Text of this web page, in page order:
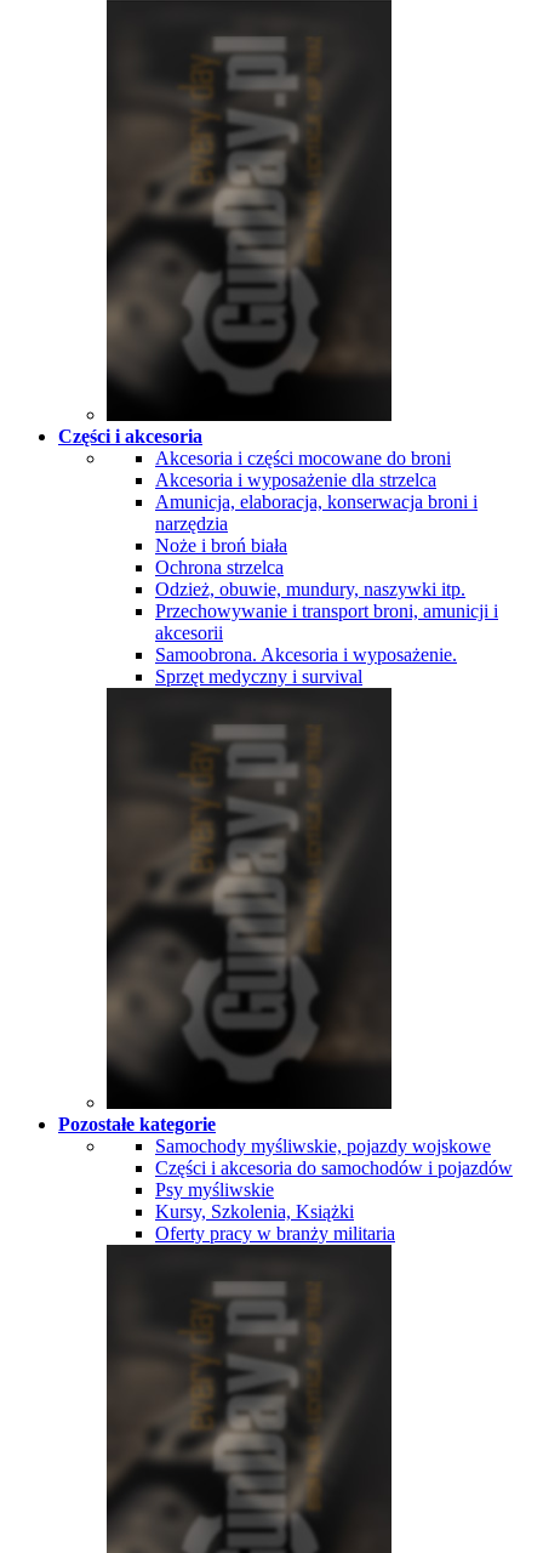
Części i akcesoria
Akcesoria i części mocowane do broni
Akcesoria i wyposażenie dla strzelca
Amunicja, elaboracja, konserwacja broni i
narzędzia
Noże i broń biała
Ochrona strzelca
Odzież, obuwie, mundury, naszywki itp.
Przechowywanie i transport broni, amunicji i
akcesorii
Samoobrona. Akcesoria i wyposażenie.
Sprzęt medyczny i survival
Pozostałe kategorie
Samochody myśliwskie, pojazdy wojskowe
Części i akcesoria do samochodów i pojazdów
Psy myśliwskie
Kursy, Szkolenia, Książki
Oferty pracy w branży militaria